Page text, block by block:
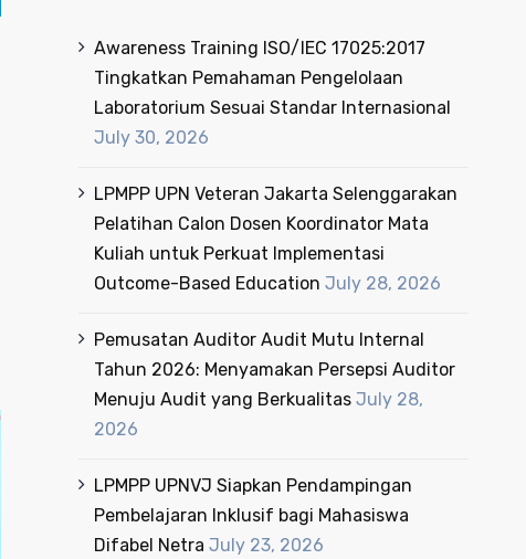
Awareness Training ISO/IEC 17025:2017
Tingkatkan Pemahaman Pengelolaan
Laboratorium Sesuai Standar Internasional
July 30, 2026
LPMPP UPN Veteran Jakarta Selenggarakan
Pelatihan Calon Dosen Koordinator Mata
Kuliah untuk Perkuat Implementasi
Outcome-Based Education July 28, 2026
Pemusatan Auditor Audit Mutu Internal
Tahun 2026: Menyamakan Persepsi Auditor
Menuju Audit yang Berkualitas July 28,
2026
LPMPP UPNVJ Siapkan Pendampingan
Pembelajaran Inklusif bagi Mahasiswa
Difabel Netra July 23, 2026